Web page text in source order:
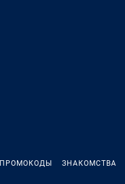
ПРОМОКОДЫ ЗНАКОМСТВА